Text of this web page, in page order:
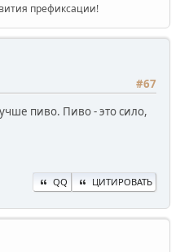
префиксации!
#67
пиво. Пиво - это сило,
QQ ЦИТИРОВАТЬ